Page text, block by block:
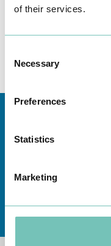
of their services.
Selection
Necessary
Preferences
Statistics
Marketing
Conheça todas